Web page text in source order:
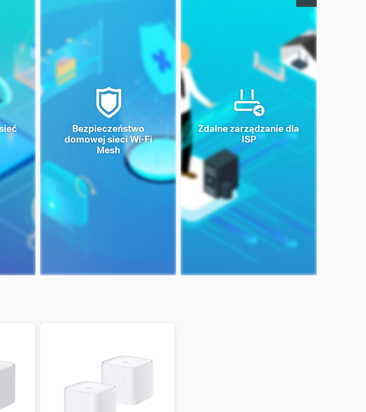
Bezpieczeństwo
domowej sieci Wi-Fi
Mesh
Zdalne zarządzanie dla
ISP